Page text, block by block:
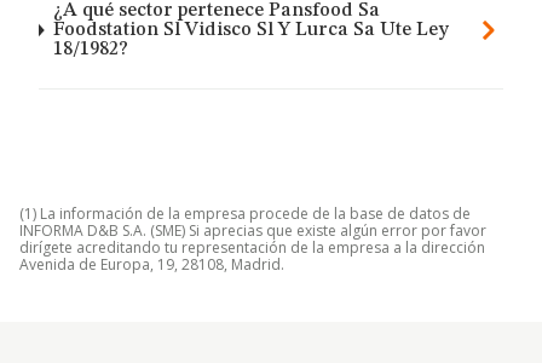
¿A qué sector pertenece Pansfood Sa
Foodstation Sl Vidisco Sl Y Lurca Sa Ute Ley
18/1982?
(1) La información de la empresa procede de la base de datos de
INFORMA D&B S.A. (SME) Si aprecias que existe algún error por favor
dirígete acreditando tu representación de la empresa a la dirección
Avenida de Europa, 19, 28108, Madrid.